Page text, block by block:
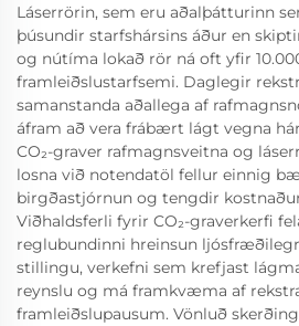
Láserrörin, sem eru aðalþátturinn
þúsundir starfshársins áður en
og nútíma lokað rör ná oft yfir
framleiðslustarfsemi. Daglegir
samanstanda aðallega af
áfram að vera frábært lágt vegna
CO₂-graver rafmagnsveitna og
losna við notendatöl fellur einnig
birgðastjórnun og tengdir
Viðhaldsferli fyrir CO₂-graverkerfi
reglubundinni hreinsun
stillingu, verkefni sem krefjast
reynslu og má framkvæma af
framleiðslupausum. Vönluð